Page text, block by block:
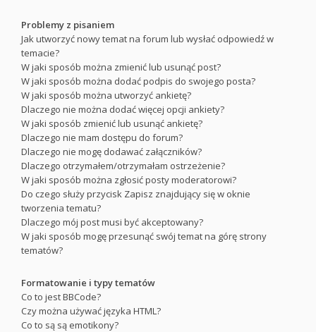
Problemy z pisaniem
Jak utworzyć nowy temat na forum lub wysłać odpowiedź w
temacie?
W jaki sposób można zmienić lub usunąć post?
W jaki sposób można dodać podpis do swojego posta?
W jaki sposób można utworzyć ankietę?
Dlaczego nie można dodać więcej opcji ankiety?
W jaki sposób zmienić lub usunąć ankietę?
Dlaczego nie mam dostępu do forum?
Dlaczego nie mogę dodawać załączników?
Dlaczego otrzymałem/otrzymałam ostrzeżenie?
W jaki sposób można zgłosić posty moderatorowi?
Do czego służy przycisk Zapisz znajdujący się w oknie
tworzenia tematu?
Dlaczego mój post musi być akceptowany?
W jaki sposób mogę przesunąć swój temat na górę strony
tematów?
Formatowanie i typy tematów
Co to jest BBCode?
Czy można używać języka HTML?
Co to są są emotikony?